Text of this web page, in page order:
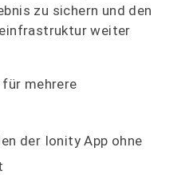
zu sichern und den
weiter
mehrere
der Ionity App ohne